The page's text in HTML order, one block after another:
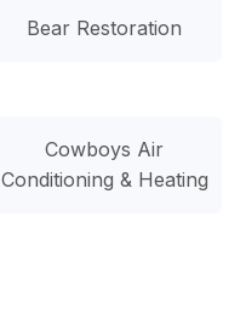
Bear Restoration
Cowboys Air
Conditioning & Heating